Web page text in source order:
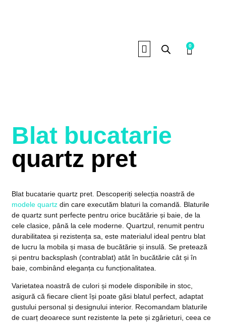
0
Blat bucatarie
quartz pret
Blat bucatarie quartz pret. Descoperiți selecția noastră de
modele quartz din care executăm blaturi la comandă. Blaturile
de quartz sunt perfecte pentru orice bucătărie și baie, de la
cele clasice, până la cele moderne. Quartzul, renumit pentru
durabilitatea și rezistența sa, este materialul ideal pentru blat
de lucru la mobila și masa de bucătărie și insulă. Se pretează
și pentru backsplash (contrablat) atât în bucătărie cât și în
baie, combinând eleganța cu funcționalitatea.
Varietatea noastră de culori și modele disponibile in stoc,
asigură că fiecare client își poate găsi blatul perfect, adaptat
gustului personal și designului interior. Recomandam blaturile
de cuarț deoarece sunt rezistente la pete și zgârieturi, ceea ce